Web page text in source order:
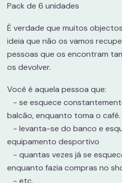
Pack de 6 unidades
É verdade que muitos
ideia que não os vamos
pessoas que os encontram
os devolver.
Você é aquela pessoa que:
- se esquece
balcão, enquanto toma o café.
- levanta-se do banco e
equipamento desportivo
- quantas vezes já se
enquanto fazia compras no
- etc.